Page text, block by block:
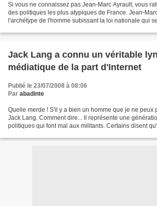
Si vous ne connaissez pas Jean-Marc Ayrault, vous
des politiques les plus atypiques de France. Jean-
l'archétype de l'homme subissant la loi nationale qui
Jack Lang a connu un véritable
médiatique de la part d'Internet
Publié le 23/07/2008 à 08:06
Par abadinte
Quelle merde ! S'il y a bien un homme que je ne peux
Jack Lang. Comment dire... ll représente une
politiques qui font mal aux militants. Certains disent